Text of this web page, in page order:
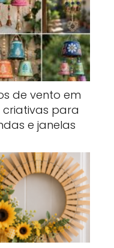
de vento em
criativas para
e janelas